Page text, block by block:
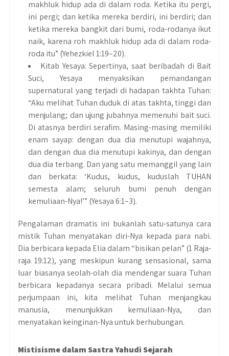
makhluk hidup ada di dalam roda. Ketika itu pergi,
ini pergi; dan ketika mereka berdiri, ini berdiri; dan
ketika mereka bangkit dari bumi, roda-rodanya ikut
naik, karena roh makhluk hidup ada di dalam roda-
roda itu” (Yehezkiel 1:19–20).
Kitab Yesaya: Sepertinya, saat beribadah di Bait
Suci, Yesaya menyaksikan pemandangan
supernatural yang terjadi di hadapan takhta Tuhan:
“Aku melihat Tuhan duduk di atas takhta, tinggi dan
menjulang; dan ujung jubahnya memenuhi bait suci.
Di atasnya berdiri serafim. Masing-masing memiliki
enam sayap: dengan dua dia menutupi wajahnya,
dan dengan dua dia menutupi kakinya, dan dengan
dua dia terbang. Dan yang satu memanggil yang lain
dan berkata: ‘Kudus, kudus, kuduslah TUHAN
semesta alam; seluruh bumi penuh dengan
kemuliaan-Nya!’” (Yesaya 6:1–3).
Pengalaman dramatis ini bukanlah satu-satunya cara
mistik Tuhan menyatakan diri-Nya kepada para nabi.
Dia berbicara kepada Elia dalam “bisikan pelan” (1 Raja-
raja 19:12), yang meskipun kurang sensasional, sama
luar biasanya seolah-olah dia mendengar suara Tuhan
berbicara kepadanya secara pribadi. Melalui semua
perjumpaan ini, kita melihat Tuhan menjangkau
manusia, menunjukkan kemuliaan-Nya, dan
menyatakan keinginan-Nya untuk berhubungan.
Mistisisme dalam Sastra Yahudi Sejarah